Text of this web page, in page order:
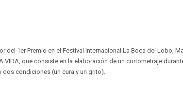
del 1er Premio en el Festival Internacional La Boca del Lobo,
VIDA, que consiste en la elaboración de un cortometraje
dos condiciones (un cura y un grito).